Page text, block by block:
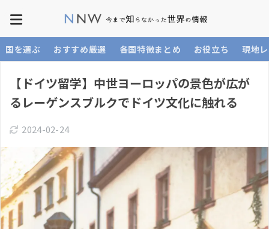
国を選ぶ おすすめ厳選 各国特徴まとめ お役立ち 現地
【ドイツ留学】中世ヨーロッパの景色が広が
るレーゲンスブルクでドイツ文化に触れる
2024-02-24